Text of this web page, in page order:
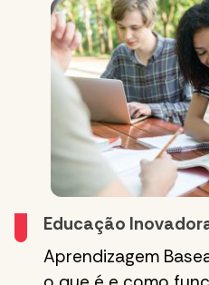
Educação
Aprendizagem